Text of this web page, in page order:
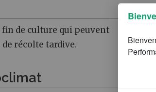
fin de culture qui peuvent
récolte tardive.